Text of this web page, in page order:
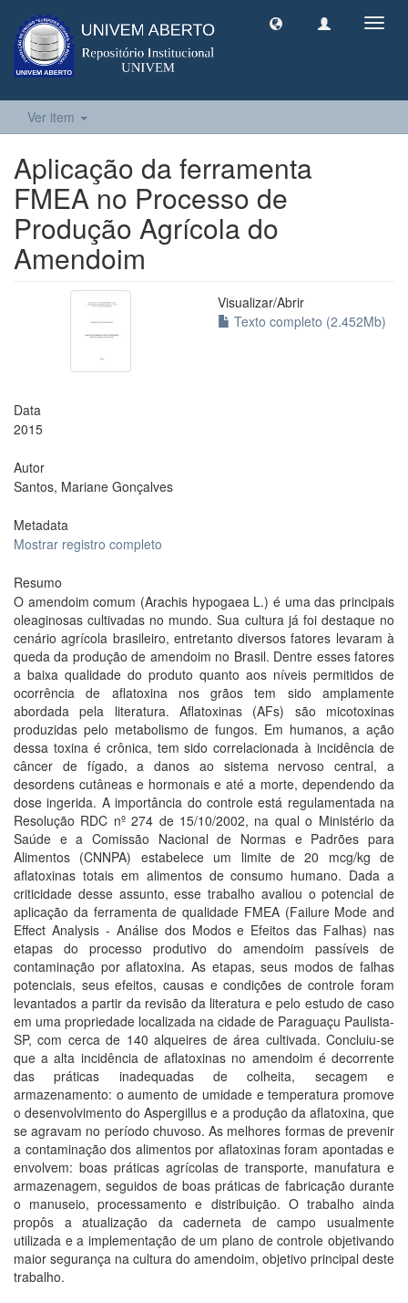
Ver item
Aplicação da ferramenta
FMEA no Processo de
Produção Agrícola do
Amendoim
Visualizar/Abrir
Texto completo (2.452Mb)
Data
2015
Autor
Santos, Mariane Gonçalves
Metadata
Mostrar registro completo
Resumo
O amendoim comum (Arachis hypogaea L.) é uma das principais
oleaginosas cultivadas no mundo. Sua cultura já foi destaque no
cenário agrícola brasileiro, entretanto diversos fatores levaram à
queda da produção de amendoim no Brasil. Dentre esses fatores
a baixa qualidade do produto quanto aos níveis permitidos de
ocorrência de aflatoxina nos grãos tem sido amplamente
abordada pela literatura. Aflatoxinas (AFs) são micotoxinas
produzidas pelo metabolismo de fungos. Em humanos, a ação
dessa toxina é crônica, tem sido correlacionada à incidência de
câncer de fígado, a danos ao sistema nervoso central, a
desordens cutâneas e hormonais e até a morte, dependendo da
dose ingerida. A importância do controle está regulamentada na
Resolução RDC nº 274 de 15/10/2002, na qual o Ministério da
Saúde e a Comissão Nacional de Normas e Padrões para
Alimentos (CNNPA) estabelece um limite de 20 mcg/kg de
aflatoxinas totais em alimentos de consumo humano. Dada a
criticidade desse assunto, esse trabalho avaliou o potencial de
aplicação da ferramenta de qualidade FMEA (Failure Mode and
Effect Analysis - Análise dos Modos e Efeitos das Falhas) nas
etapas do processo produtivo do amendoim passíveis de
contaminação por aflatoxina. As etapas, seus modos de falhas
potenciais, seus efeitos, causas e condições de controle foram
levantados a partir da revisão da literatura e pelo estudo de caso
em uma propriedade localizada na cidade de Paraguaçu Paulista-
SP, com cerca de 140 alqueires de área cultivada. Concluiu-se
que a alta incidência de aflatoxinas no amendoim é decorrente
das práticas inadequadas de colheita, secagem e
armazenamento: o aumento de umidade e temperatura promove
o desenvolvimento do Aspergillus e a produção da aflatoxina, que
se agravam no período chuvoso. As melhores formas de prevenir
a contaminação dos alimentos por aflatoxinas foram apontadas e
envolvem: boas práticas agrícolas de transporte, manufatura e
armazenagem, seguidos de boas práticas de fabricação durante
o manuseio, processamento e distribuição. O trabalho ainda
propôs a atualização da caderneta de campo usualmente
utilizada e a implementação de um plano de controle objetivando
maior segurança na cultura do amendoim, objetivo principal deste
trabalho.